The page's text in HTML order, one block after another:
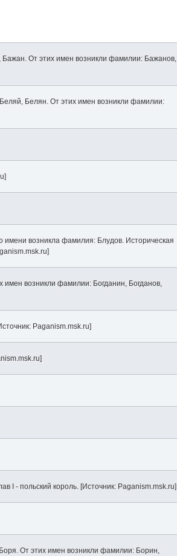
От этих имен возникли фамилии: Бажанов,
Белян. От этих имен возникли фамилии:
возникла фамилия: Блудов. Историческая
возникли фамилии: Богданин, Богданов,
Paganism.msk.ru]
I - польский король. [Источник: Paganism.msk.ru]
От этих имен возникли фамилии: Борин,